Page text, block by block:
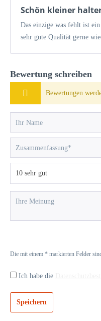
Schön kleiner
Das einzige was fehlt ist
sehr gute Qualität gerne
Bewertung schreiben
Bewertungen
Die mit einem * markierten Felder
Ich habe die
Speichern